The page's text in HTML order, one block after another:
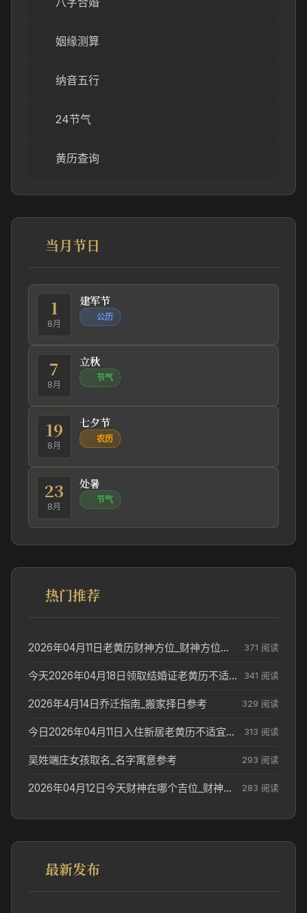
姻缘测算
纳音五行
24节气
黄历查询
当月节日
1
8月
建军节
公历
7
8月
立秋
节气
19
8月
七夕节
农历
23
8月
处暑
节气
热门推荐
2026年04月11日老黄历财神方位_财神方位与供奉讲究 371 阅读
今天2026年04月18日领取结婚证老黄历不适合吗_领证日期参考 341 阅读
2026年4月14日乔迁指南_搬家择日参考 329 阅读
今日2026年04月11日入住新居老黄历不适宜吗_搬家择日参考 313 阅读
吴姓端庄女孩取名_名字寓意参考 293 阅读
2026年04月12日今天财神在哪个吉位_财神方位参考 283 阅读
最新发布